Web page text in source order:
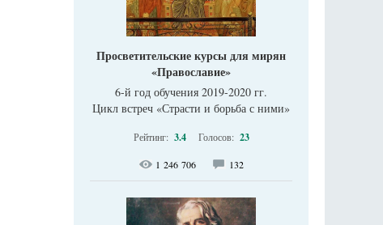
Просветительские курсы для мирян
«Православие»
6-й год обучения 2019-2020 гг.
Цикл встреч «Страсти и борьба с ними»
Рейтинг: 3.4 Голосов: 23
1 246 706 132